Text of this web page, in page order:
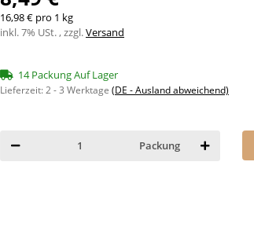
16,98 € pro 1 kg
inkl. 7% USt. , zzgl.Versand
14 Packung Auf Lager
Lieferzeit:2 - 3 Werktage (DE - Ausland abweichend)
Packung